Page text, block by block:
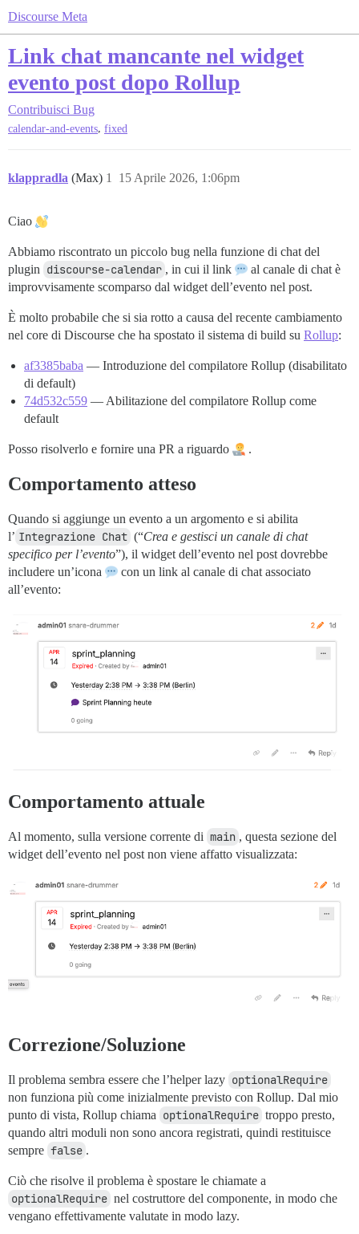
Discourse Meta
Link chat mancante nel widget
evento post dopo Rollup
Contribuisci Bug
calendar-and-events, fixed
klappradla (Max) 15 Aprile 2026, 1:06pm
1
Ciao
Abbiamo riscontrato un piccolo bug nella funzione di chat del
plugin discourse-calendar , in cui il link
al canale di chat è
improvvisamente scomparso dal widget dell’evento nel post.
È molto probabile che si sia rotto a causa del recente cambiamento
nel core di Discourse che ha spostato il sistema di build su Rollup:
af3385baba — Introduzione del compilatore Rollup (disabilitato
di default)
74d532c559 — Abilitazione del compilatore Rollup come
default
Posso risolverlo e fornire una PR a riguardo .
Comportamento atteso
Quando si aggiunge un evento a un argomento e si abilita
l’ Integrazione Chat (“Crea e gestisci un canale di chat
specifico per l’evento”), il widget dell’evento nel post dovrebbe
includere un’icona
con un link al canale di chat associato
all’evento:
Comportamento attuale
Al momento, sulla versione corrente di main , questa sezione del
widget dell’evento nel post non viene affatto visualizzata:
Correzione/Soluzione
Il problema sembra essere che l’helper lazy optionalRequire
non funziona più come inizialmente previsto con Rollup. Dal mio
punto di vista, Rollup chiama optionalRequire troppo presto,
quando altri moduli non sono ancora registrati, quindi restituisce
sempre false .
Ciò che risolve il problema è spostare le chiamate a
optionalRequire nel costruttore del componente, in modo che
vengano effettivamente valutate in modo lazy.